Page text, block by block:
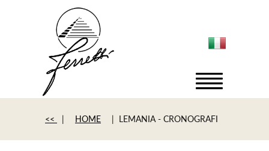
<< | HOME | LEMANIA - CRONOGRAFI